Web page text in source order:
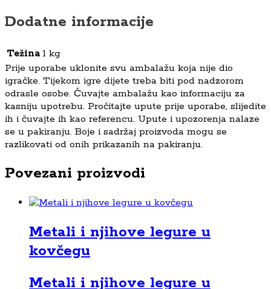
Dodatne informacije
Težina1 kg
Prije uporabe uklonite svu ambalažu koja nije dio
igračke. Tijekom igre dijete treba biti pod nadzorom
odrasle osobe. Čuvajte ambalažu kao informaciju za
kasniju upotrebu. Pročitajte upute prije uporabe, slijedite
ih i čuvajte ih kao referencu. Upute i upozorenja nalaze
se u pakiranju. Boje i sadržaj proizvoda mogu se
razlikovati od onih prikazanih na pakiranju.
Povezani proizvodi
Metali i njihove legure u
kovčegu
Metali i njihove legure u